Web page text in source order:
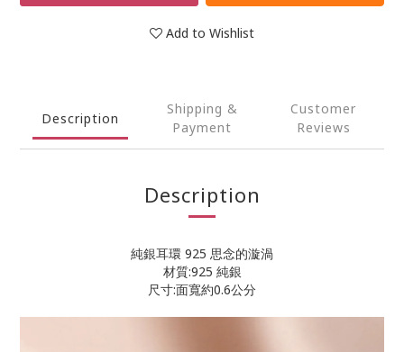
Add to Wishlist
Description
Shipping &
Payment
Customer
Reviews
Description
純銀耳環 925 思念的漩渦
材質:925 純銀
尺寸:面寬約0.6公分